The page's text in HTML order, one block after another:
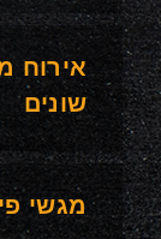
אירוח
שונים
מגשי